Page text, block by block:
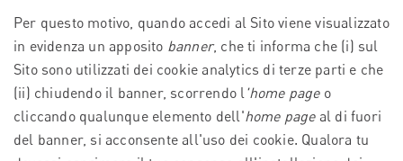
Per questo motivo, quando accedi al Sito viene visualizzato
in evidenza un apposito banner, che ti informa che (i) sul
Sito sono utilizzati dei cookie analytics di terze parti e che
(ii) chiudendo il banner, scorrendo l'home pageo
cliccando qualunque elemento dell'home pageal di fuori
del banner, si acconsente all'uso dei cookie. Qualora tu